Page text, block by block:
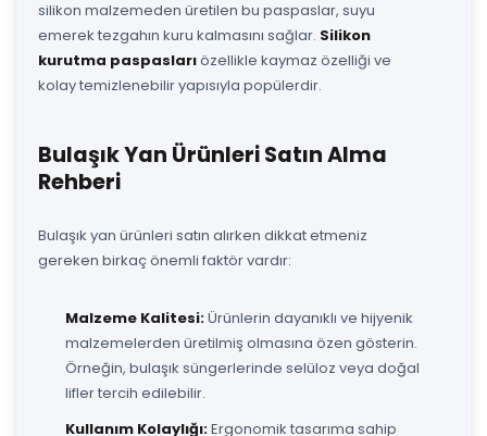
silikon malzemeden üretilen bu paspaslar, suyu
emerek tezgahın kuru kalmasını sağlar. Silikon
kurutma paspaslarıözellikle kaymaz özelliği ve
kolay temizlenebilir yapısıyla popülerdir.
Bulaşık Yan Ürünleri Satın Alma
Rehberi
Bulaşık yan ürünleri satın alırken dikkat etmeniz
gereken birkaç önemli faktör vardır:
Malzeme Kalitesi:Ürünlerin dayanıklı ve hijyenik
malzemelerden üretilmiş olmasına özen gösterin.
Örneğin, bulaşık süngerlerinde selüloz veya doğal
lifler tercih edilebilir.
Kullanım Kolaylığı:Ergonomik tasarıma sahip